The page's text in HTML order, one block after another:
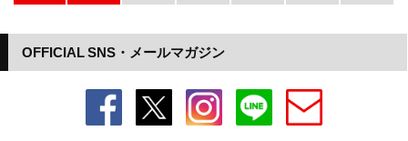
OFFICIAL SNS・メールマガジン